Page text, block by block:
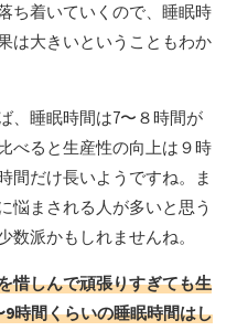
ち着いていくので、睡眠時
は大きいということもわか
、睡眠時間は7〜８時間が
べると生産性の向上は９時
間だけ長いようですね。ま
悩まされる人が多いと思う
派かもしれませんね。
惜しんで頑張りすぎても生
時間くらいの睡眠時間はし